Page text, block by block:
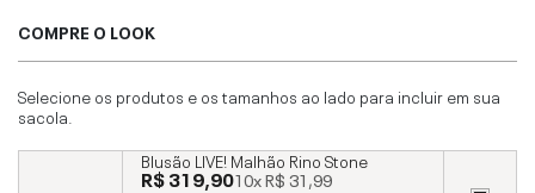
COMPRE O LOOK
Selecione os produtos e os tamanhos ao lado para incluir em sua
sacola.
Blusão LIVE! Malhão Rino Stone
R$ 319,9010xR$ 31,99